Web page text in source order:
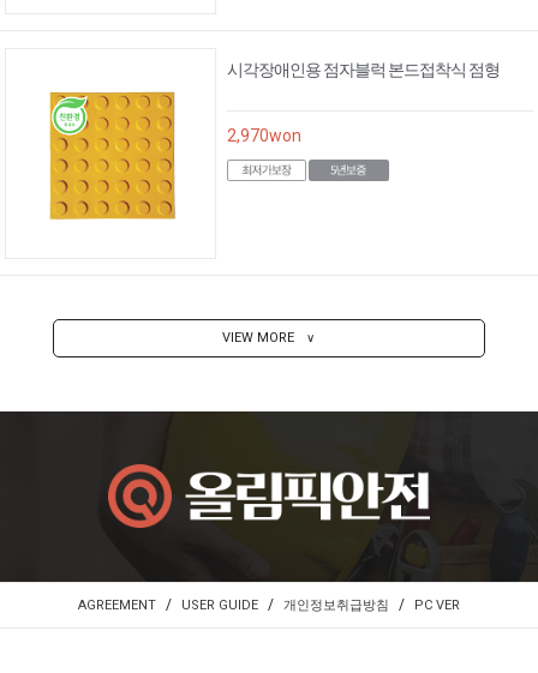
시각장애인용 점자블럭 본드접착식 점형
2,970won
VIEW MORE ∨
AGREEMENT / USER GUIDE / 개인정보취급방침 / PC VER